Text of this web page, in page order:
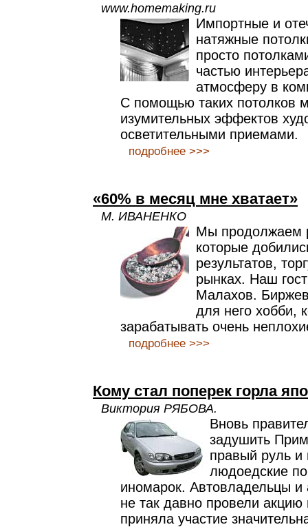
www.homemaking.ru
Импортные и
натяжные
просто
частью
атмосферу в
С помощью таких потолков
изумительных эффектов
осветительными приемами.
подробнее >>>
«60% в месяц мне хватает»
М. ИВАНЕНКО
Мы продолжаем
которые
результатов,
рынках. Наш
Малахов.
для него хобби,
зарабатывать очень
подробнее >>>
Кому стал поперек горла
Виктория РЯБОВА.
Вновь
задушить
правый руль
людоедские
иномарок. Автовладельцы и
не так давно провели акцию
приняла участие